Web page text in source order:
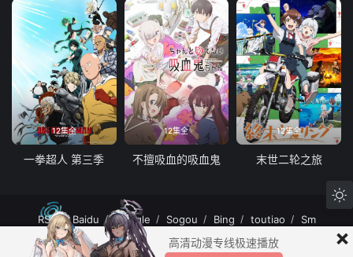
12集全
一拳超人 第三季
12集全
不擅吸血的吸血鬼
12集全
末世二轮之旅
RSS Baidu Google Sogou Bing toutiao Sm
MuteFun动漫网站-无声乐趣-(゜-゜)つロ 干杯~MuteFun动漫网站所有内容均来
自互联网分享站点所提供的公开引用资源，未提供资源上传、存储服务。
×
高清动漫专线极速播放